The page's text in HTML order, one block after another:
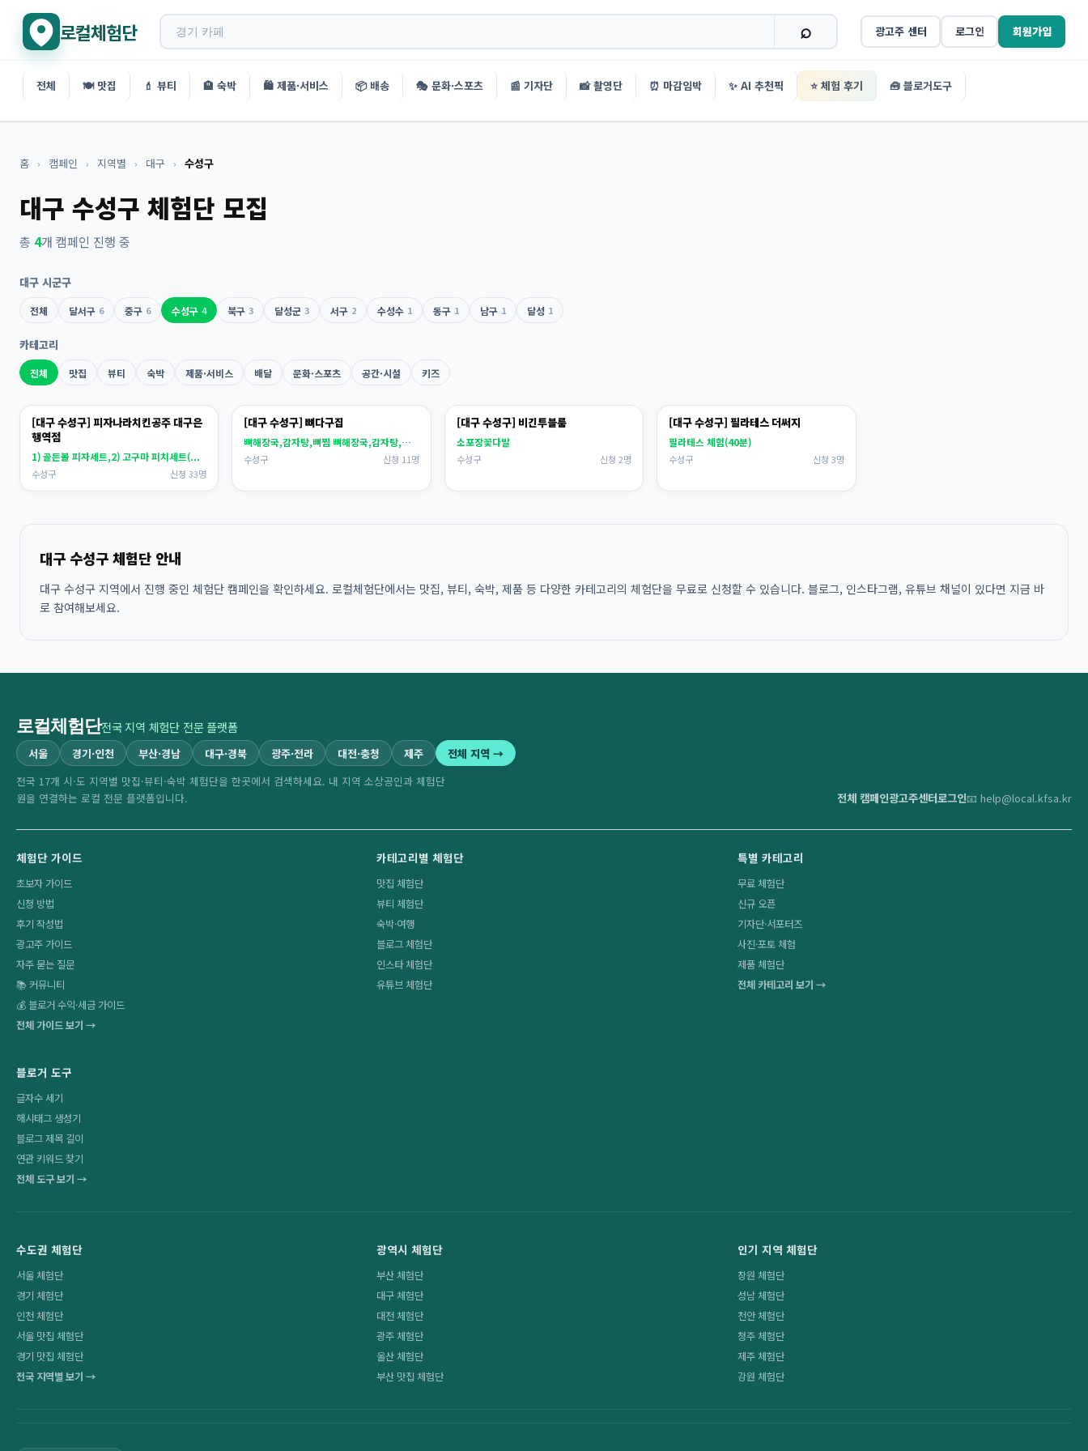
로컬체험단 광고주 센터 로그인 회원가입
전체 🍽️ 맛집 💄 뷰티 🏨 숙박 🛍️ 제품·서비스 📦 배송 🎭 문화·스포츠 📰 기자단 📸 촬영단 ⏰ 마감임박 ✨ AI 추천픽 ⭐ 체험 후기 🧰 블로거도구
홈 › 캠페인 › 지역별 › 대구 › 수성구
대구 수성구 체험단 모집
총 4개 캠페인 진행 중
대구 시군구
전체 달서구 6 중구 6 수성구 4 북구 3 달성군 3 서구 2 수성수 1 동구 1 남구 1 달성 1
카테고리
전체 맛집 뷰티 숙박 제품·서비스 배달 문화·스포츠 공간·시설 키즈
[대구 수성구] 피자나라치킨공주 대구은
행역점
1) 골든볼 피자세트,2) 고구마 피치세트(...
수성구 신청 33명
[대구 수성구] 뼈다구집
뼈해장국,감자탕,뼈찜 뼈해장국,감자탕,뼈찜
수성구 신청 11명
[대구 수성구] 비긴투블룸
소포장꽃다발
수성구 신청 2명
[대구 수성구] 필라테스 더써지
필라테스 체험(40분)
수성구 신청 3명
대구 수성구 체험단 안내
대구 수성구 지역에서 진행 중인 체험단 캠페인을 확인하세요. 로컬체험단에서는 맛집, 뷰티, 숙박, 제품 등 다양한 카테고리의 체험단을 무료로 신청할 수 있습니다. 블로그, 인스타그램, 유튜브 채널이 있다면 지금 바
로 참여해보세요.
로컬체험단전국 지역 체험단 전문 플랫폼
서울 경기·인천 부산·경남 대구·경북 광주·전라 대전·충청 제주
전체 지역 →
전국 17개 시·도 지역별 맛집·뷰티·숙박 체험단을 한곳에서 검색하세요. 내 지역 소상공인과 체험단
원을 연결하는 로컬 전문 플랫폼입니다.
전체 캠페인광고주센터로그인📧 help@local.kfsa.kr
체험단 가이드
초보자 가이드
신청 방법
후기 작성법
광고주 가이드
자주 묻는 질문
📚 커뮤니티
💰 블로거 수익·세금 가이드
전체 가이드 보기 →
카테고리별 체험단
맛집 체험단
뷰티 체험단
숙박·여행
블로그 체험단
인스타 체험단
유튜브 체험단
특별 카테고리
무료 체험단
신규 오픈
기자단·서포터즈
사진·포토 체험
제품 체험단
전체 카테고리 보기 →
블로거 도구
글자수 세기
해시태그 생성기
블로그 제목 길이
연관 키워드 찾기
전체 도구 보기 →
수도권 체험단
서울 체험단
경기 체험단
인천 체험단
서울 맛집 체험단
경기 맛집 체험단
전국 지역별 보기 →
광역시 체험단
부산 체험단
대구 체험단
대전 체험단
광주 체험단
울산 체험단
부산 맛집 체험단
인기 지역 체험단
창원 체험단
성남 체험단
천안 체험단
청주 체험단
제주 체험단
강원 체험단